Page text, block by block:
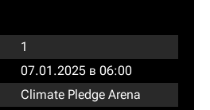
1
07.01.2025 в 06:00
Climate Pledge Arena